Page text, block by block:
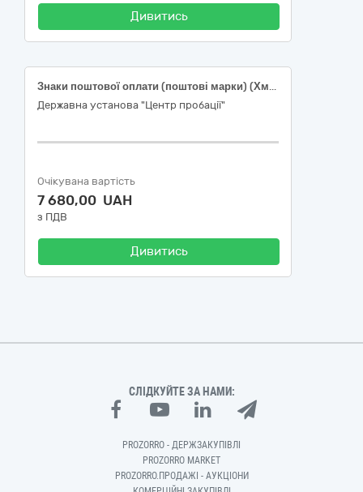
Дивитись
Знаки поштової оплати (поштові марки) (Хмельницька область)
Державна установа "Центр пробації"
Очікувана вартість
7 680,00 UAH
з ПДВ
Дивитись
СЛІДКУЙТЕ ЗА НАМИ:
PROZORRO - ДЕРЖЗАКУПІВЛІ
PROZORRO MARKET
PROZORRO.ПРОДАЖІ - АУКЦІОНИ